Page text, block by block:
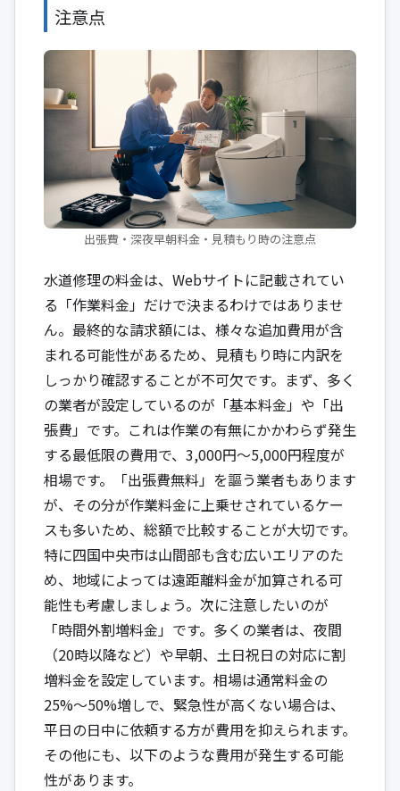
注意点
出張費・深夜早朝料金・見積もり時の注意点
水道修理の料金は、Webサイトに記載されてい
る「作業料金」だけで決まるわけではありませ
ん。最終的な請求額には、様々な追加費用が含
まれる可能性があるため、見積もり時に内訳を
しっかり確認することが不可欠です。まず、多く
の業者が設定しているのが「基本料金」や「出
張費」です。これは作業の有無にかかわらず発生
する最低限の費用で、3,000円〜5,000円程度が
相場です。「出張費無料」を謳う業者もあります
が、その分が作業料金に上乗せされているケー
スも多いため、総額で比較することが大切です。
特に四国中央市は山間部も含む広いエリアのた
め、地域によっては遠距離料金が加算される可
能性も考慮しましょう。次に注意したいのが
「時間外割増料金」です。多くの業者は、夜間
（20時以降など）や早朝、土日祝日の対応に割
増料金を設定しています。相場は通常料金の
25%〜50%増しで、緊急性が高くない場合は、
平日の日中に依頼する方が費用を抑えられます。
その他にも、以下のような費用が発生する可能
性があります。